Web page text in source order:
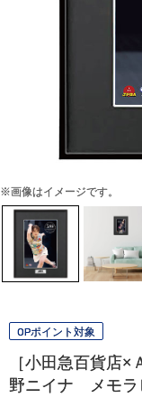
※画像はイメージです。
OPポイント対象
［小田急百貨店
野ニイナ メモラ